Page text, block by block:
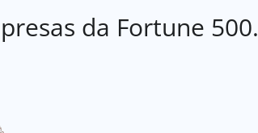
da Fortune 500.